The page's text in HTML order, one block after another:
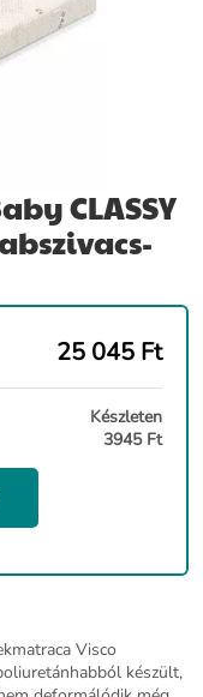
CLASSY
25 045 Ft
Készleten
3945 Ft
Visco
készült,